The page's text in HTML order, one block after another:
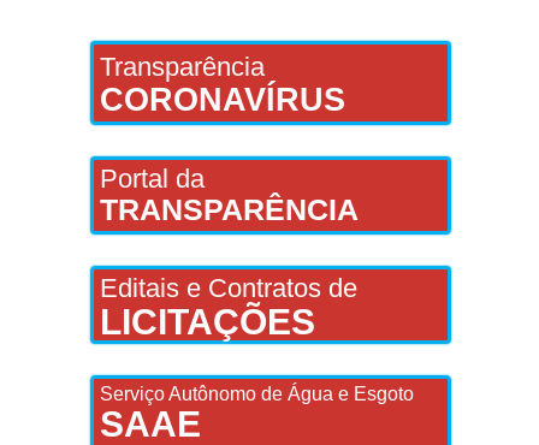
Transparência
CORONAVÍRUS
Portal da
TRANSPARÊNCIA
Editais e Contratos de
LICITAÇÕES
Serviço Autônomo de Água e Esgoto
SAAE